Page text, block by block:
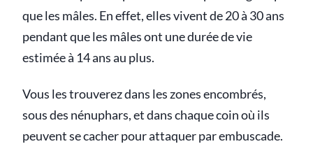
que les mâles. En effet, elles vivent de 20 à 30 ans
pendant que les mâles ont une durée de vie
estimée à 14 ans au plus.
Vous les trouverez dans les zones encombrés,
sous des nénuphars, et dans chaque coin où ils
peuvent se cacher pour attaquer par embuscade.